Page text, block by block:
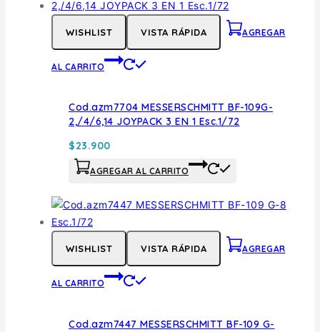
WISHLIST VISTA RÁPIDA AGREGAR
AL CARRITO
Cod.azm7704 MESSERSCHMITT BF-109G-
2,/4/6,14 JOYPACK 3 EN 1 Esc.1/72
$23.900
AGREGAR AL CARRITO
WISHLIST VISTA RÁPIDA AGREGAR
AL CARRITO
Cod.azm7447 MESSERSCHMITT BF-109 G-